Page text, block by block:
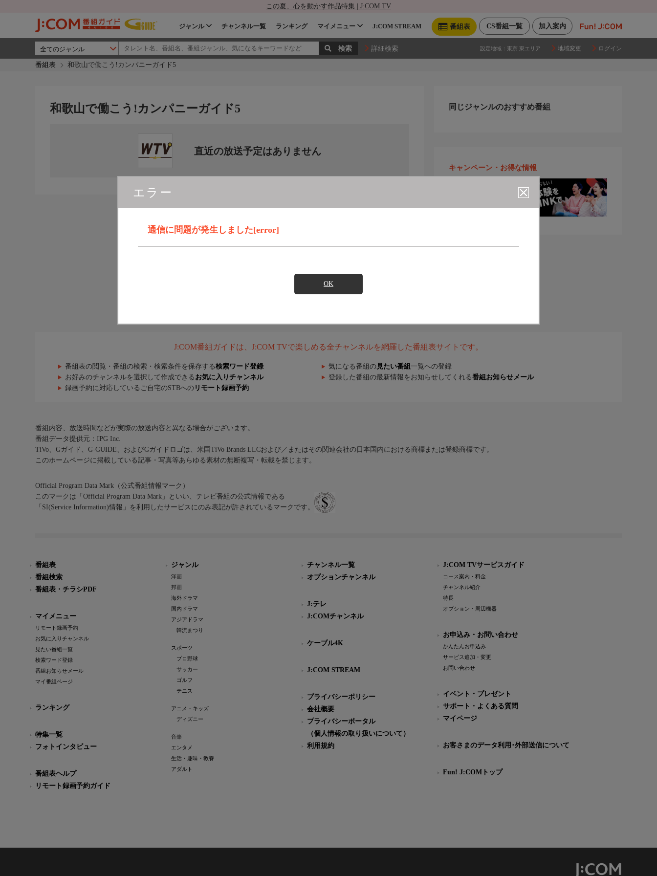
この夏、心を動かす作品特集 | J:COM TV
加入案内
CS番組一覧
番組表
ジャンル チャンネル一覧 ランキング マイメニュー J:COM STREAM
詳細検索 設定地域： 東京 東エリア 地域変更 ログイン
番組表 和歌山で働こう!カンパニーガイド5
エラー
通信に問題が発生しました[error]
OK
和歌山で働こう!カンパニーガイド5
直近の放送予定はありません
同じジャンルのおすすめ番組
キャンペーン・お得な情報
J:COM番組ガイドは、J:COM TVで楽しめる全チャンネルを網羅した番組表サイトです。
番組表の閲覧・番組の検索・検索条件を保存する検索ワード登録 気になる番組の 見たい番組 一覧への登録
お好みのチャンネルを選択して作成できる お気に入りチャンネル 登録した番組の最新情報をお知らせしてくれる番組お知らせメール
録画予約に対応しているご自宅のSTBへの リモート録画予約
番組内容、放送時間などが実際の放送内容と異なる場合がございます。
番組データ提供元：IPG Inc.
TiVo、Gガイド、G-GUIDE、およびGガイドロゴは、米国TiVo Brands LLCおよび／またはその関連会社の日本国内における商標または登録商標です。
このホームページに掲載している記事・写真等あらゆる素材の無断複写・転載を禁じます。
Official Program Data Mark（公式番組情報マーク）
このマークは「Official Program Data Mark」といい、テレビ番組の公式情報である
「SI(Service Information)情報」を利用したサービスにのみ表記が許されているマークです。
番組表
番組検索
番組表・チラシPDF
マイメニュー
リモート録画予約
お気に入りチャンネル
見たい番組一覧
検索ワード登録
番組お知らせメール
マイ番組ページ
ランキング
特集一覧
フォトインタビュー
番組表ヘルプ
リモート録画予約ガイド
ジャンル
洋画
邦画
海外ドラマ
国内ドラマ
アジアドラマ
韓流まつり
スポーツ
プロ野球
サッカー
ゴルフ
テニス
アニメ・キッズ
ディズニー
音楽
エンタメ
生活・趣味・教養
アダルト
チャンネル一覧
オプションチャンネル
J:テレ
J:COMチャンネル
ケーブル4K
J:COM STREAM
プライバシーポリシー
会社概要
プライバシーポータル
（個人情報の取り扱いについて）
利用規約
J:COM TVサービスガイド
コース案内・料金
チャンネル紹介
特長
オプション・周辺機器
お申込み・お問い合わせ
かんたんお申込み
サービス追加・変更
お問い合わせ
イベント・プレゼント
サポート・よくある質問
マイページ
お客さまのデータ利用･外部送信について
Fun! J:COMトップ